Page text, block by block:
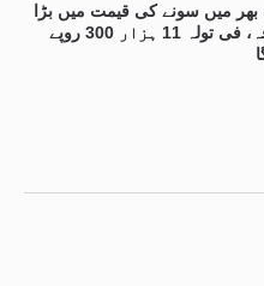
میں سونے کی قیمت میں بڑا
اضافہ، فی تولہ 11 ہزار 300 روپے